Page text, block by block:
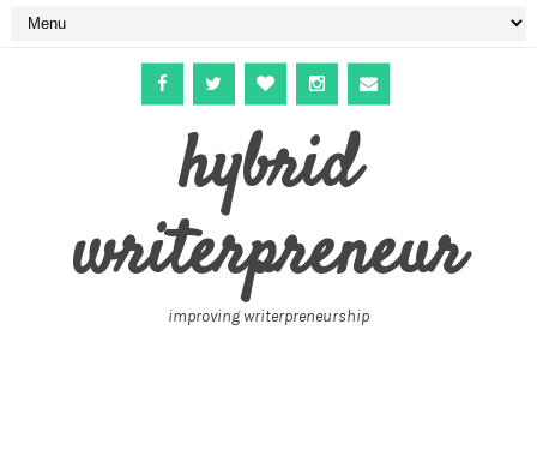
hybrid
writerpreneur
improving writerpreneurship